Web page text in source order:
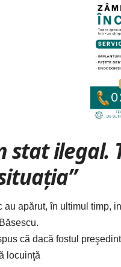
stat ilegal.
au apărut, în ultimul timp,
că dacă fostul
locuinţă